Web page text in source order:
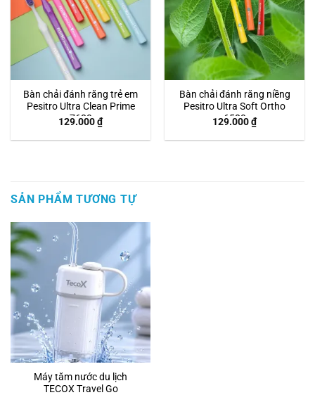
Bàn chải đánh răng trẻ em
Pesitro Ultra Clean Prime
7680
129.000₫
Bàn chải đánh răng niềng
Pesitro Ultra Soft Ortho
6580
129.000₫
SẢN PHẨM TƯƠNG TỰ
Máy tăm nước du lịch
TECOX Travel Go